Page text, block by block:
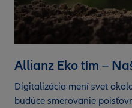
Allianz Eko tím –
Digitalizácia mení svet
budúce smerovanie